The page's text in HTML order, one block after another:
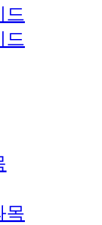
드
드
목